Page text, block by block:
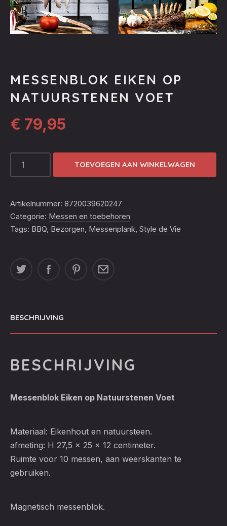
MESSENBLOK EIKEN OP
NATUURSTENEN VOET
€ 79,95
NATUURSTENEN
VOET
AANTAL
TOEVOEGEN AAN WINKELWAGEN
Artikelnummer: 8720039620247
Categorie: Messen en toebehoren
Tags: BBQ, Bezorgen, Messenplank, Style de Vie
BESCHRIJVING
BESCHRIJVING
Messenblok Eiken op Natuurstenen Voet
Materiaal: Eikenhout en natuursteen.
afmeting: H 27,5 x 25 x 12 centimeter.
Ruimte voor 10 messen, aan weerskanten te
gebruiken.
Magnetisch messenblok.